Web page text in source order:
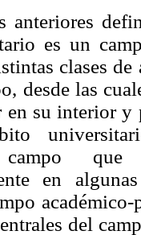
anteriores
es un
clases de
desde las
en su interior
campo
en
del